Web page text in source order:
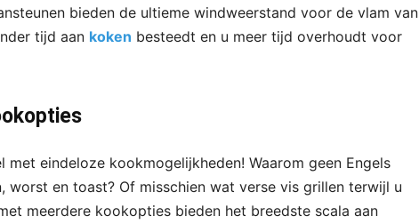
bieden de ultieme windweerstand voor de vlam van
tijd aan koken besteedt en u meer tijd overhoudt voor
met eindeloze kookmogelijkheden! Waarom geen Engels
worst en toast? Of misschien wat verse vis grillen terwijl u
meerdere kookopties bieden het breedste scala aan